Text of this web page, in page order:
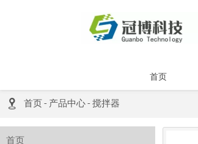
首页
 首页 - 产品中心- 搅拌器
首页